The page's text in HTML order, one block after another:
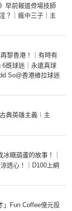
早前報道骨場技師
？｜瘋中三子｜主
黎香港！｜有時有
6既球迷｜永遠真球
So@香港維拉球迷
典英雄主義︱主
糖葫蘆的故事！｜
透心！｜D100上綱
」Fun Coffee億元投